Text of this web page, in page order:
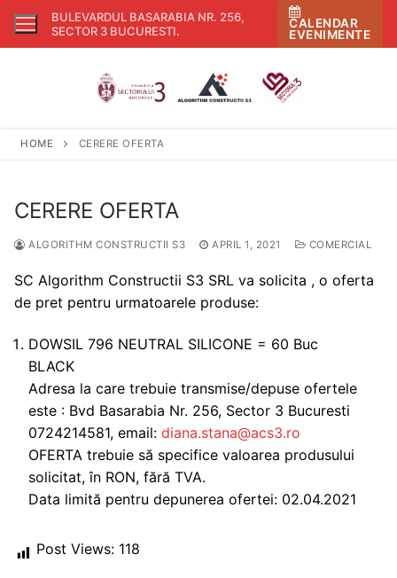
Skip
BULEVARDUL BASARABIA NR. 256,
SECTOR 3 BUCURESTI.
CALENDAR
EVENIMENTE
HOME CERERE OFERTA
CERERE OFERTA
ALGORITHM CONSTRUCTII S3 APRIL 1, 2021 COMERCIAL
SC Algorithm Constructii S3 SRL va solicita , o oferta
de pret pentru urmatoarele produse:
DOWSIL 796 NEUTRAL SILICONE = 60 Buc
BLACK
Adresa la care trebuie transmise/depuse ofertele
este : Bvd Basarabia Nr. 256, Sector 3 Bucuresti
0724214581, email: diana.stana@acs3.ro
OFERTA trebuie să specifice valoarea produsului
solicitat, în RON, fără TVA.
Data limită pentru depunerea ofertei: 02.04.2021
Post Views: 118